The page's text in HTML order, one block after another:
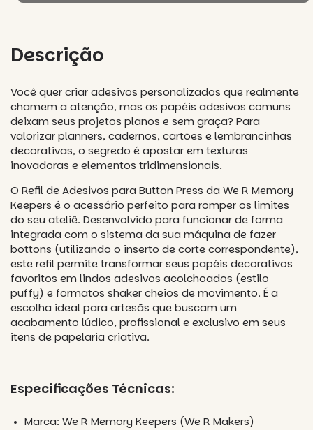
Descrição
Você quer criar adesivos personalizados que realmente
chamem a atenção, mas os papéis adesivos comuns
deixam seus projetos planos e sem graça? Para
valorizar planners, cadernos, cartões e lembrancinhas
decorativas, o segredo é apostar em texturas
inovadoras e elementos tridimensionais.
O Refil de Adesivos para Button Press da We R Memory
Keepers é o acessório perfeito para romper os limites
do seu ateliê. Desenvolvido para funcionar de forma
integrada com o sistema da sua máquina de fazer
bottons (utilizando o inserto de corte correspondente),
este refil permite transformar seus papéis decorativos
favoritos em lindos adesivos acolchoados (estilo
puffy) e formatos shakercheios de movimento. É a
escolha ideal para artesãs que buscam um
acabamento lúdico, profissional e exclusivo em seus
itens de papelaria criativa.
Especificações Técnicas:
Marca: We R Memory Keepers (We R Makers)